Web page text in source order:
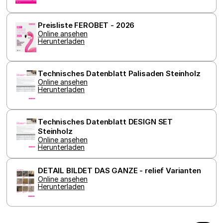
Preisliste FEROBET - 2026
Online ansehen
Herunterladen
Technisches Datenblatt Palisaden Steinholz
Online ansehen
Herunterladen
Technisches Datenblatt DESIGN SET
Steinholz
Online ansehen
Herunterladen
DETAIL BILDET DAS GANZE - relief Varianten
Online ansehen
Herunterladen
provádí
a
reklamu,
koncový
uživatel